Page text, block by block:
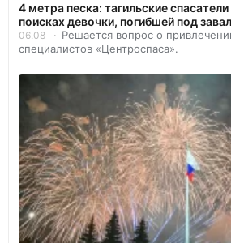
4 метра песка: тагильские
поисках девочки, погибшей под
06.08
Решается вопрос о
специалистов «Центроспаса».